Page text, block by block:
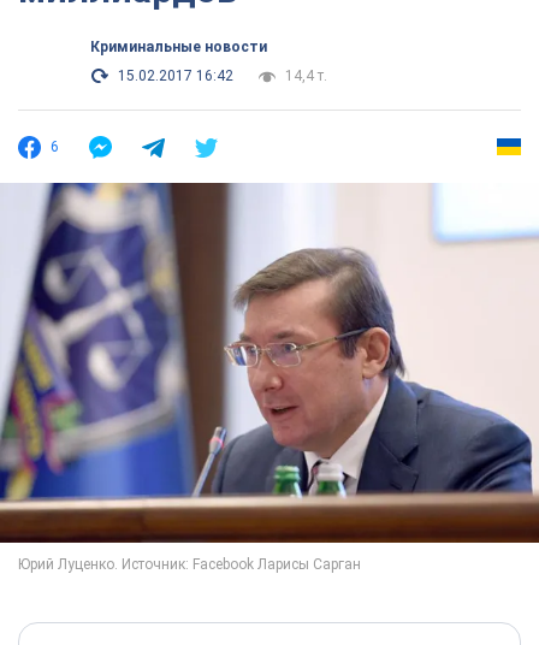
Криминальные новости
15.02.2017 16:42
14,4 т.
6